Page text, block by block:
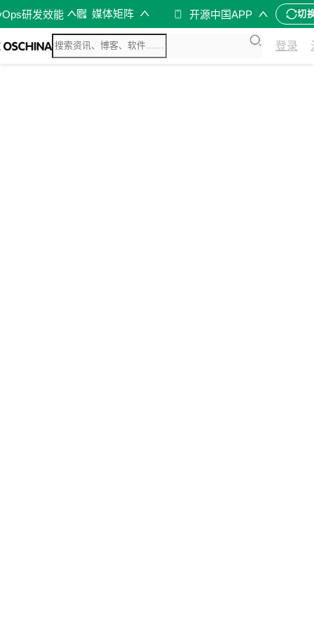
研发效能 媒体矩阵 开源中国APP 切
登录